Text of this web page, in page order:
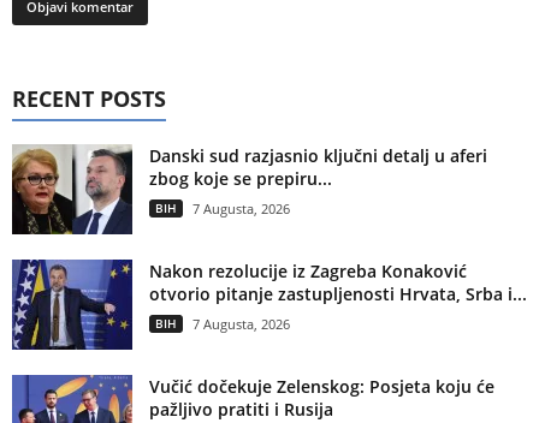
RECENT POSTS
Danski sud razjasnio ključni detalj u aferi
zbog koje se prepiru...
BIH 7 Augusta, 2026
Nakon rezolucije iz Zagreba Konaković
otvorio pitanje zastupljenosti Hrvata, Srba i...
BIH 7 Augusta, 2026
Vučić dočekuje Zelenskog: Posjeta koju će
pažljivo pratiti i Rusija